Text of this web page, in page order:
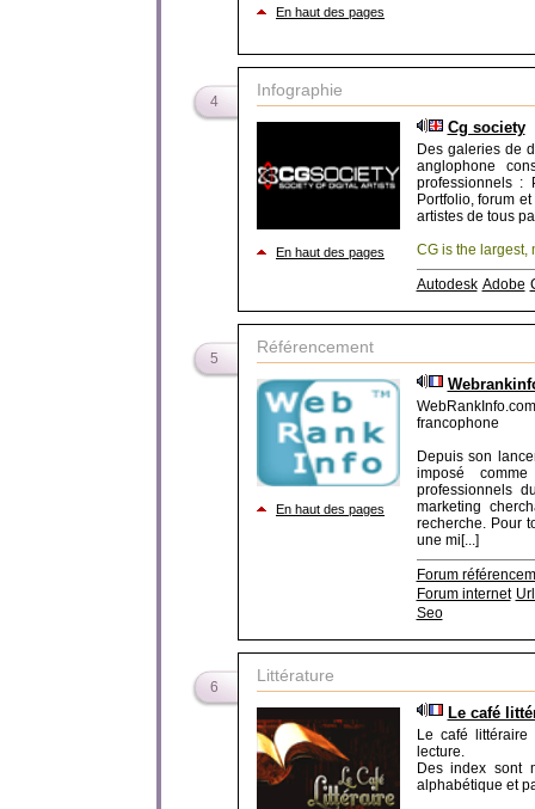
En haut des pages
4
Infographie
En haut des pages
Cg society
Des galeries de
anglophone
professionnels :
Portfolio, forum
artistes de tous
CG is the largest,
Autodesk Adobe
5
Référencement
En haut des pages
francophone
Depuis son
imposé
professionnels
marketing
recherche. Pour
une mi[...]
Forum
Forum internet
Seo
6
Littérature
Le café
Le café
lecture.
Des index sont
alphabétique et